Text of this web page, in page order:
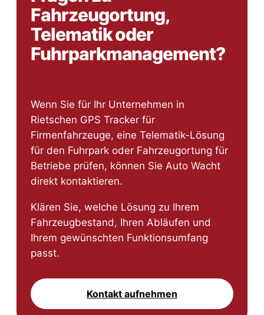
Fahrzeugortung,
Telematik oder
Fuhrparkmanagement?
Wenn Sie für Ihr Unternehmen in
Rietschen GPS Tracker für
Firmenfahrzeuge, eine Telematik-Lösung
für den Fuhrpark oder Fahrzeugortung für
Betriebe prüfen, können Sie Auto Wacht
direkt kontaktieren.
Klären Sie, welche Lösung zu Ihrem
Fahrzeugbestand, Ihren Abläufen und
Ihrem gewünschten Funktionsumfang
passt.
Kontakt aufnehmen